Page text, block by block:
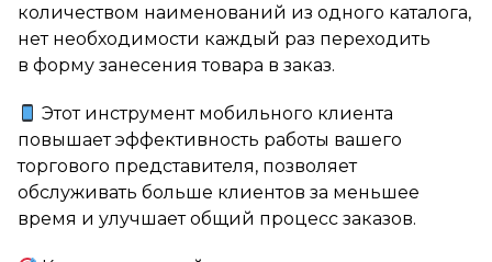
количеством наименований из одного каталога,
нет необходимости каждый раз переходить
в форму занесения товара в заказ.
Этот инструмент мобильного клиента
повышает эффективность работы вашего
торгового представителя, позволяет
обслуживать больше клиентов за меньшее
время и улучшает общий процесс заказов.